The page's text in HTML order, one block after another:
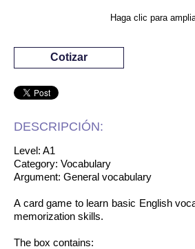
Haga clic para
Cotizar
DESCRIPCIÓN:
Level: A1
Category: Vocabulary
Argument: General vocabulary
A card game to learn basic English
memorization skills.
The box contains: